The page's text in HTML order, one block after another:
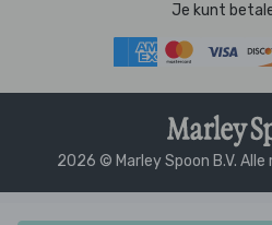
Je kunt
2026 © Marley Spoon B.V.